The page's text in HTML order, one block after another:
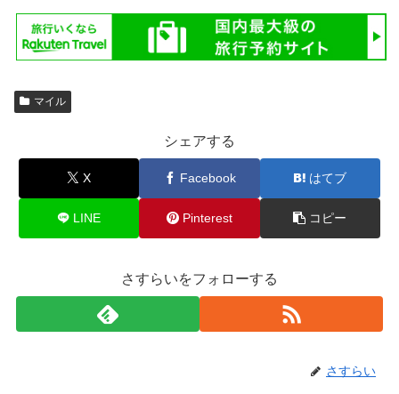
マイル
シェアする
X Facebook はてブ
LINE Pinterest コピー
さすらいをフォローする
さすらい